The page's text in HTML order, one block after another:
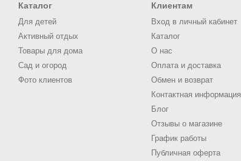
Каталог
Для детей
Активный отдых
Товары для дома
Сад и огород
Фото клиентов
Клиентам
Вход в личный кабинет
Каталог
О нас
Оплата и доставка
Обмен и возврат
Контактная информация
Блог
Отзывы о магазине
График работы
Публичная оферта